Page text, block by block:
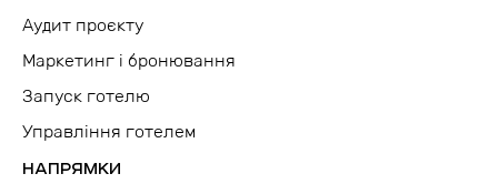
Аудит проєкту
Маркетинг і бронювання
Запуск готелю
Управління готелем
НАПРЯМКИ